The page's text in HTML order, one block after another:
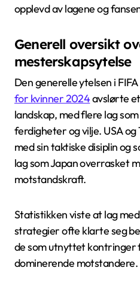
opplevd av lagene og
Generell oversikt
mesterskapsytelse
Den generelle ytelsen i FIFA
for kvinner 2024avslørte
landskap, med flere lag
ferdigheter og vilje. USA
med sin taktiske disiplin og
lag som Japan overrasket
motstandskraft.
Statistikken viste at lag
strategier ofte klarte seg
de som utnyttet kontringer
dominerende motstandere.